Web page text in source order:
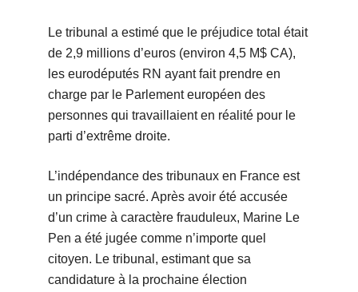
Le tribunal a estimé que le préjudice total était
de 2,9 millions d’euros (environ 4,5 M$ CA),
les eurodéputés RN ayant fait prendre en
charge par le Parlement européen des
personnes qui travaillaient en réalité pour le
parti d’extrême droite.
L’indépendance des tribunaux en France est
un principe sacré. Après avoir été accusée
d’un crime à caractère frauduleux, Marine Le
Pen a été jugée comme n’importe quel
citoyen. Le tribunal, estimant que sa
candidature à la prochaine élection